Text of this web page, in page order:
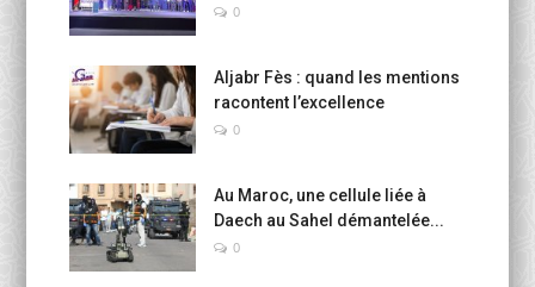
0
Aljabr Fès : quand les mentions
racontent l’excellence
0
Au Maroc, une cellule liée à
Daech au Sahel démantelée...
0